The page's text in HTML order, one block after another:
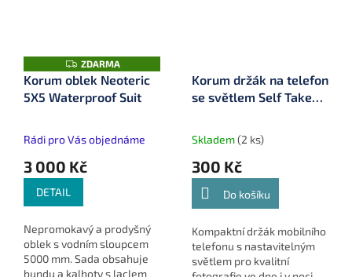
Z
D
A
R
ZDARMA
Korum oblek Neoteric
5X5 Waterproof Suit
Rádi pro Vás objednáme
3 000 Kč
DETAIL
Nepromokavý a prodyšný
oblek s vodním sloupcem
5000 mm. Sada obsahuje
bundu a kalhoty s laclem
Korum držák na telefon
se světlem Self Take
Skladem(2 ks)
300 Kč
Do košíku
Kompaktní držák mobilního
telefonu s nastavitelným
světlem pro kvalitní